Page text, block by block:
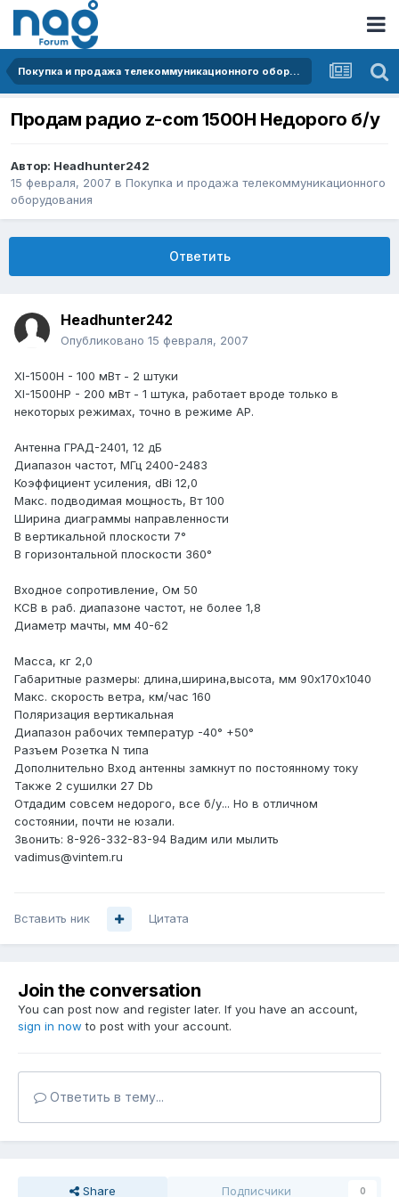
Покупка и продажа телекоммуникационного оборудования
Продам радио z-com 1500H Недорого б/у
Автор: Headhunter242
15 февраля, 2007 в Покупка и продажа телекоммуникационного
оборудования
Ответить
Headhunter242
Опубликовано 15 февраля, 2007
XI-1500H - 100 мВт - 2 штуки
XI-1500HP - 200 мВт - 1 штука, работает вроде только в
некоторых режимах, точно в режиме AP.
Антенна ГРАД-2401, 12 дБ
Диапазон частот, МГц 2400-2483
Коэффициент усиления, dBi 12,0
Макс. подводимая мощность, Вт 100
Ширина диаграммы направленности
В вертикальной плоскости 7°
В горизонтальной плоскости 360°
Входное сопротивление, Ом 50
КСВ в раб. диапазоне частот, не более 1,8
Диаметр мачты, мм 40-62
Масса, кг 2,0
Габаритные размеры: длина,ширина,высота, мм 90х170х1040
Макс. скорость ветра, км/час 160
Поляризация вертикальная
Диапазон рабочих температур -40° +50°
Разъем Розетка N типа
Дополнительно Вход антенны замкнут по постоянному току
Также 2 сушилки 27 Db
Отдадим совсем недорого, все б/у... Но в отличном
состоянии, почти не юзали.
Звонить: 8-926-332-83-94 Вадим или мылить
vadimus@vintem.ru
Вставить ник Цитата
Join the conversation
You can post now and register later. If you have an account,
sign in now to post with your account.
Ответить в тему...
Share Подписчики 0